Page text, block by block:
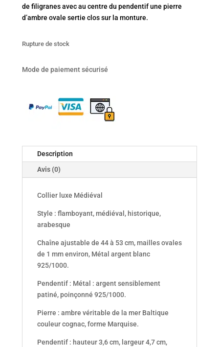
de filigranes avec au centre du pendentif une pierre
d’ambre ovale sertie clos sur la monture.
Rupture de stock
Mode de paiement sécurisé
Description
Avis (0)
Collier luxe Médiéval
Style : flamboyant, médiéval, historique,
arabesque
Chaîne ajustable de 44 à 53 cm, mailles ovales
de 1 mm environ, Métal argent blanc
925/1000.
Pendentif : Métal : argent sensiblement
patiné, poinçonné 925/1000.
Pierre : ambre véritable de la mer Baltique
couleur cognac, forme Marquise.
Pendentif : hauteur 3,6 cm, largeur 4,7 cm,